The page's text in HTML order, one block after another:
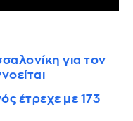
για τον
έτρεχε με 173